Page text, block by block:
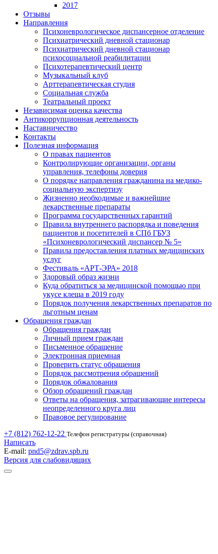
2017
Отзывы
Направления
Психоневрологическое диспансерное отделение
Психиатрический дневной стационар
Психиатрический дневной стационар
психосоциальной реабилитации
Психотерапевтический центр
Музыкальный клуб
Арттерапевтическая студия
Социальная служба
Театральный проект
Независимая оценка качества
Антикоррупционная деятельность
Наставничество
Контакты
Полезная информация
О правах пациентов
Контролирующие организации, органы
управления, телефоны доверия
О порядке направления гражданина на медико-
социальную экспертизу
Жизненно необходимые и важнейшие
лекарственные препараты
Программа государственных гарантий
Правила внутреннего распорядка и поведения
пациентов и посетителей в СПб ГБУЗ
«Психоневрологический диспансер № 5»
Правила предоставления платных медицинских
услуг
Фестиваль «АРТ-ЭРА» 2018
Здоровый образ жизни
Куда обратиться за медицинской помощью при
укусе клеща в 2019 году
Порядок получения лекарственных препаратов по
льготным ценам
Обращения граждан
Обращения граждан
Личный прием граждан
Письменное обращение
Электронная приемная
Проверить статус обращения
Порядок рассмотрения обращений
Порядок обжалования
Обзор обращений граждан
Ответы на обращения, затрагивающие интересы
неопределенного круга лиц
Правовое регулирование
+7 (812) 762-12-22 Телефон регистратуры (справочная)
Написать
E-mail: pnd5@zdrav.spb.ru
Версия для слабовидящих